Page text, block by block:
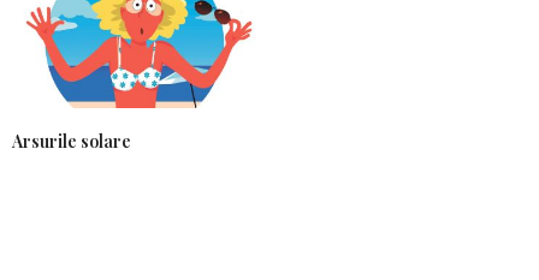
Arsurile solare